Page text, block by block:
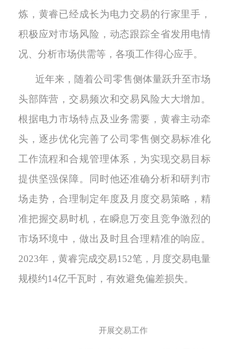
炼，黄睿已经成长为电力交易的行家里手，
积极应对市场风险，动态跟踪全省发用电情
况、分析市场供需等，各项工作得心应手。
近年来，随着公司零售侧体量跃升至市场
头部阵营，交易频次和交易风险大大增加。
根据电力市场特点及业务需要，黄睿主动牵
头，逐步优化完善了公司零售侧交易标准化
工作流程和合规管理体系，为实现交易目标
提供坚强保障。同时他还准确分析和研判市
场走势，合理制定年度及月度交易策略，精
准把握交易时机，在瞬息万变且竞争激烈的
市场环境中，做出及时且合理精准的响应。
2023年，黄睿完成交易152笔，月度交易电量
规模约14亿千瓦时，有效避免偏差损失。
开展交易工作